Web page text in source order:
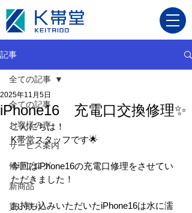
記事
全ての記事
お客様の声
サービス案内
修理ブログ
新商品
買い取り
全ての記事
iPhone16 充電口交換修理✨
2025年11月5日
こんにちは！
K帯堂スタッフです🌟
今回はiPhone16の充電口修理をさせてい
ただきました！
お持ち込みいただいたiPhone16は水に濡